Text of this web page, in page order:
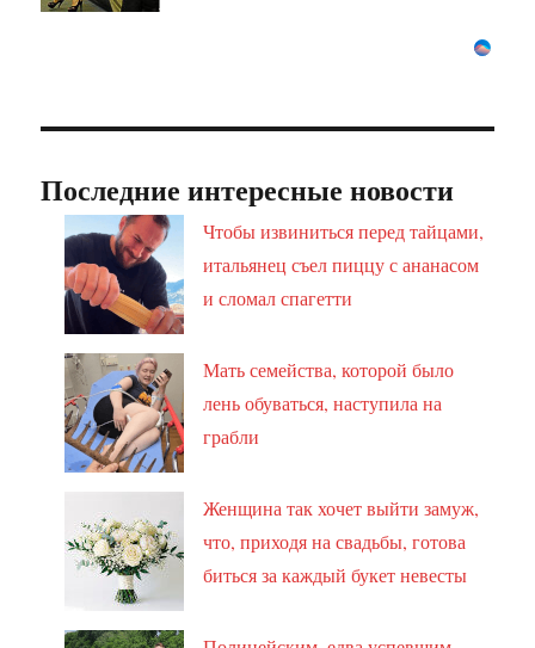
Последние интересные новости
Чтобы извиниться перед тайцами,
итальянец съел пиццу с ананасом
и сломал спагетти
Мать семейства, которой было
лень обуваться, наступила на
грабли
Женщина так хочет выйти замуж,
что, приходя на свадьбы, готова
биться за каждый букет невесты